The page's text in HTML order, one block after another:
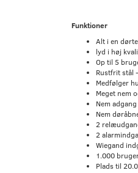
Funktioner
Alt i en
lyd i høj
Op til 5
Rustfrit stål
Medfølger
Meget nem
Nem
Nem
2
2
Wiegand
1.000
Plads til